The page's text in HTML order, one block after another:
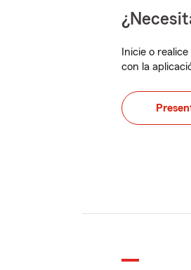
Inicie o
con la